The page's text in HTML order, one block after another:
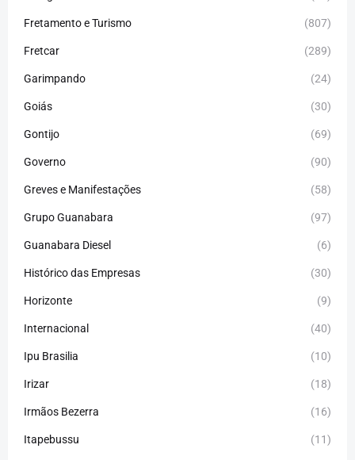
Fretamento e Turismo (807)
Fretcar (289)
Garimpando (24)
Goiás (30)
Gontijo (69)
Governo (90)
Greves e Manifestações (58)
Grupo Guanabara (97)
Guanabara Diesel (6)
Histórico das Empresas (30)
Horizonte (9)
Internacional (40)
Ipu Brasilia (10)
Irizar (18)
Irmãos Bezerra (16)
Itapebussu (11)